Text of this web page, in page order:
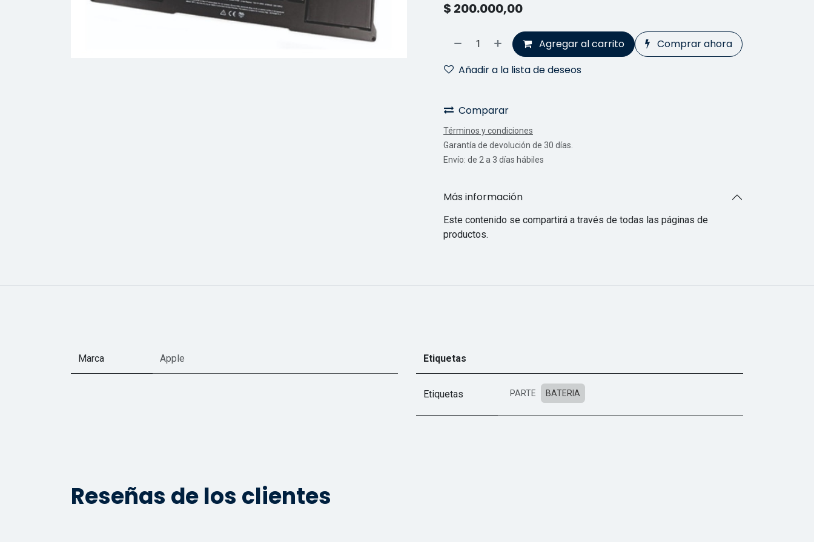
$ 200.000,00
Agregar al carrito
Comprar ahora
Añadir a la lista de deseos
Comparar
Términos y condiciones
Garantía de devolución de 30 días.
Envío: de 2 a 3 días hábiles
Más información
Este contenido se compartirá a través de todas las páginas de
productos.
Marca Apple Etiquetas
Etiquetas PARTE BATERIA
Reseñas de los clientes